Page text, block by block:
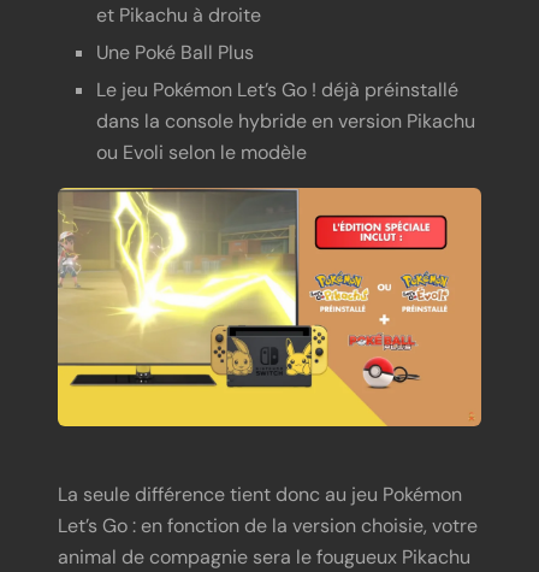
et Pikachu à droite
Une Poké Ball Plus
Le jeu Pokémon Let’s Go ! déjà préinstallé
dans la console hybride en version Pikachu
ou Evoli selon le modèle
La seule différence tient donc au jeu Pokémon
Let’s Go : en fonction de la version choisie, votre
animal de compagnie sera le fougueux Pikachu